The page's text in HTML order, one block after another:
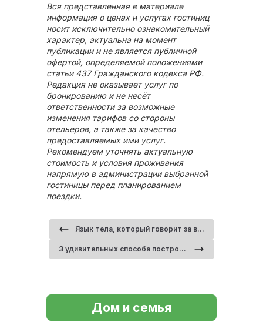
Вся представленная в материале
информация о ценах и услугах гостиниц
носит исключительно ознакомительный
характер, актуальна на момент
публикации и не является публичной
офертой, определяемой положениями
статьи 437 Гражданского кодекса РФ.
Редакция не оказывает услуг по
бронированию и не несёт
ответственности за возможные
изменения тарифов со стороны
отельеров, а также за качество
предоставляемых ими услуг.
Рекомендуем уточнять актуальную
стоимость и условия проживания
напрямую в администрации выбранной
гостиницы перед планированием
поездки.
Язык тела, который говорит за вас: подсознательные сигналы влечения и уверенности
3 удивительных способа построить близость в ваших отношениях
Дом и семья